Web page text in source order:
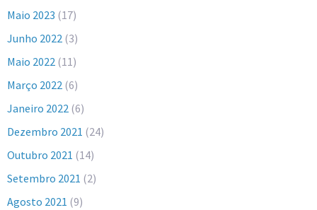
Maio 2023 (17)
Junho 2022 (3)
Maio 2022 (11)
Março 2022 (6)
Janeiro 2022 (6)
Dezembro 2021 (24)
Outubro 2021 (14)
Setembro 2021 (2)
Agosto 2021 (9)